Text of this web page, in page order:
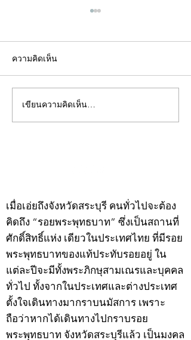
คอลัมน์"จับชีพจรวงการ
พระ"ประจำพุธที่ 29
ความคิดเห็น
เขียนความคิดเห็น…
เมื่อเอ่ยถึงจังหวัดสระบุรี คนทั่วไปจะต้อง
คิดถึง “รอยพระพุทธบาท” ซึ่งเป็นสถานที่
ศักดิ์สิทธิ์แห่ง เดียวในประเทศไทย ที่มีรอย
พระพุทธบาทของแท้ประทับรอยอยู่ ใน
แต่ละปีจะมีทั้งพระภิกษุสามเณรและบุคคล
ทั่วไป ทั้งจากในประเทศและต่างประเทศ
ตั้งใจเดินทางมากราบนมัสการ เพราะ
ถือว่าหากได้เดินทางไปกราบรอย
พระพุทธบาท จังหวัดสระบุรีแล้ว เป็นมงคล